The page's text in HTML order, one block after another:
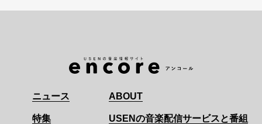
ニュース
特集
ABOUT
USENの音楽配信サービスと番組